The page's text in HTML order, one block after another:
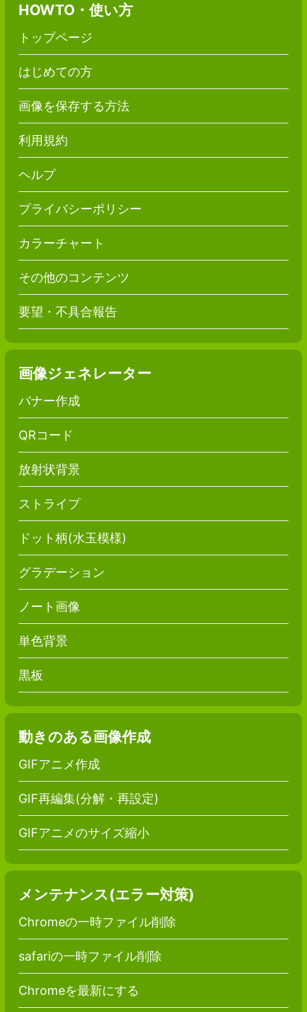
HOWTO・使い方
トップページ
はじめての方
画像を保存する方法
利用規約
ヘルプ
プライバシーポリシー
カラーチャート
その他のコンテンツ
要望・不具合報告
画像ジェネレーター
バナー作成
QRコード
放射状背景
ストライプ
ドット柄(水玉模様)
グラデーション
ノート画像
単色背景
黒板
動きのある画像作成
GIFアニメ作成
GIF再編集(分解・再設定)
GIFアニメのサイズ縮小
メンテナンス(エラー対策)
Chromeの一時ファイル削除
safariの一時ファイル削除
Chromeを最新にする